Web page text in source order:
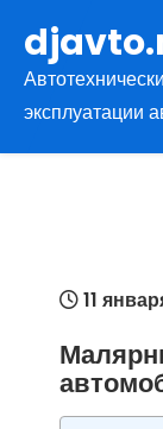
содержимому
эксплуатации
11